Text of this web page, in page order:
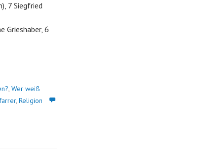
7 Siegfried
Grieshaber, 6
, Wer weiß
, Religion